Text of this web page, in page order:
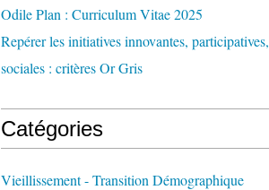
Odile Plan : Curriculum Vitae 2025
Repérer les initiatives innovantes, participatives,
sociales : critères Or Gris
Catégories
Vieillissement - Transition Démographique